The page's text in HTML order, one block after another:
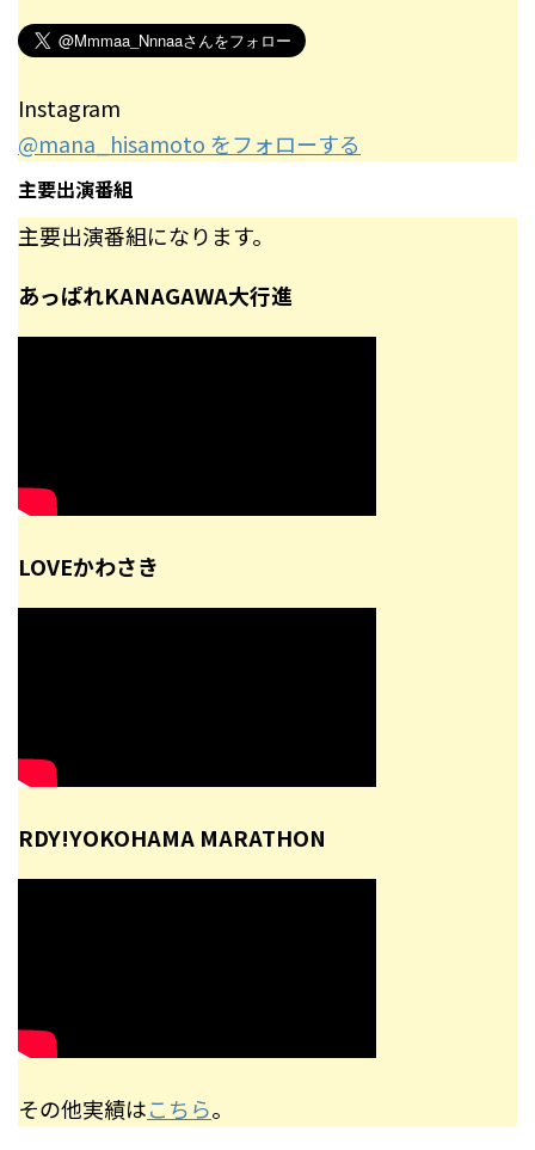
Instagram
@mana_hisamoto をフォローする
主要出演番組
主要出演番組になります。
あっぱれKANAGAWA大行進
LOVEかわさき
RDY!YOKOHAMA MARATHON
その他実績はこちら。